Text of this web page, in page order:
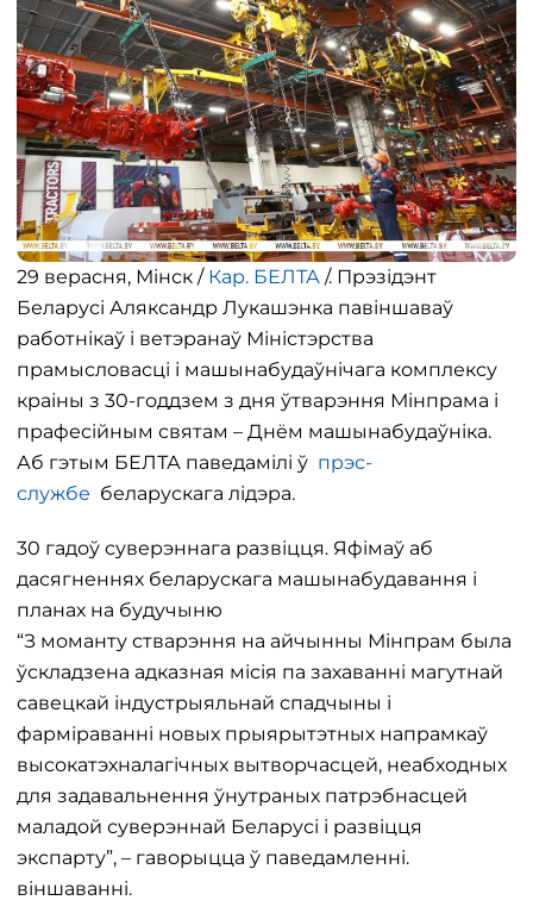
29 верасня, Мінск / Кар. БЕЛТА /. Прэзідэнт
Беларусі Аляксандр Лукашэнка павіншаваў
работнікаў і ветэранаў Міністэрства
прамысловасці і машынабудаўнічага комплексу
краіны з 30-годдзем з дня ўтварэння Мінпрама і
прафесійным святам – Днём машынабудаўніка.
Аб гэтым БЕЛТА паведамілі ў прэс-
службе беларускага лідэра.
30 гадоў суверэннага развіцця. Яфімаў аб
дасягненнях беларускага машынабудавання і
планах на будучыню
“З моманту стварэння на айчынны Мінпрам была
ўскладзена адказная місія па захаванні магутнай
савецкай індустрыяльнай спадчыны і
фарміраванні новых прыярытэтных напрамкаў
высокатэхналагічных вытворчасцей, неабходных
для задавальнення ўнутраных патрэбнасцей
маладой суверэннай Беларусі і развіцця
экспарту”, – гаворыцца ў паведамленні.
віншаванні.